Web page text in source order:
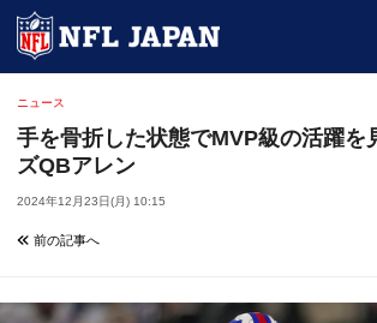
ニュース
手を骨折した状態でMVP級の活躍を
ズQBアレン
2024年12月23日(月) 10:15
前の記事へ